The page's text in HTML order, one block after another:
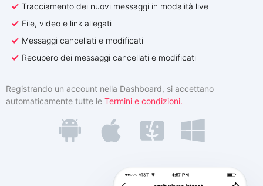
Türkçe
Programma di affiliazione
Recensioni
Tracciamento dei nuovi messaggi in modalità live
File, video e link allegati
Messaggi cancellati e modificati
Recupero dei messaggi cancellati e modificati
Registrando un account nella Dashboard, si accettano
automaticamente tutte le Termini e condizioni.